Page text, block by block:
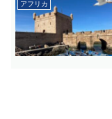
アフリカ